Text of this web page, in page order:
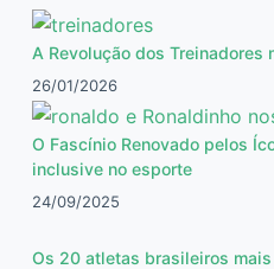
A Revolução dos Treinadores
26/01/2026
O Fascínio Renovado pelos
inclusive no esporte
24/09/2025
Os 20 atletas brasileiros